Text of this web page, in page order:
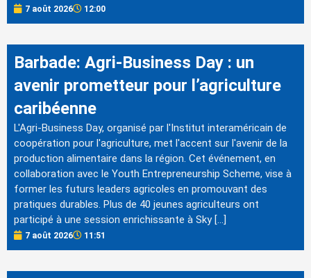
7 août 2026 12:00
Barbade: Agri-Business Day : un
avenir prometteur pour l’agriculture
caribéenne
L'Agri-Business Day, organisé par l'Institut interaméricain de
coopération pour l'agriculture, met l'accent sur l'avenir de la
production alimentaire dans la région. Cet événement, en
collaboration avec le Youth Entrepreneurship Scheme, vise à
former les futurs leaders agricoles en promouvant des
pratiques durables. Plus de 40 jeunes agriculteurs ont
participé à une session enrichissante à Sky […]
7 août 2026 11:51